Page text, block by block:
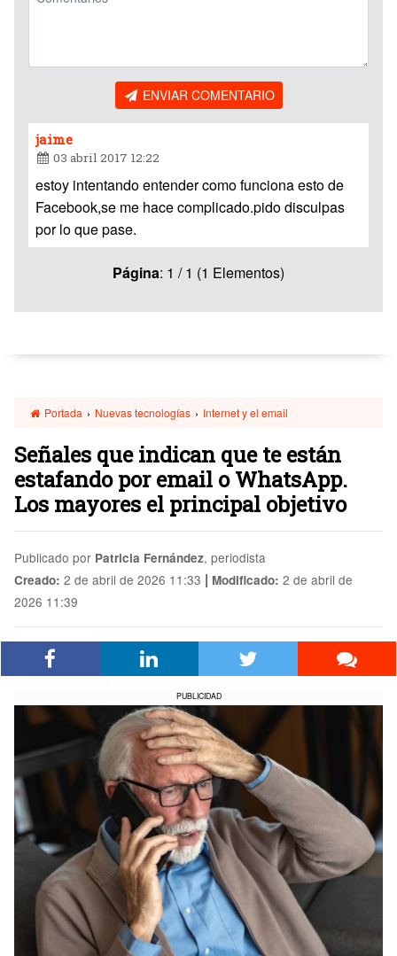
ENVIAR COMENTARIO
jaime
03 abril 2017 12:22
estoy intentando entender como funciona esto de
Facebook,se me hace complicado.pido disculpas
por lo que pase.
Página: 1 / 1 (1 Elementos)
Portada › Nuevas tecnologías › Internet y el email
Señales que indican que te están
estafando por email o WhatsApp.
Los mayores el principal objetivo
Publicado por Patricia Fernández, periodista
Creado: 2 de abril de 2026 11:33 | Modificado: 2 de abril de
2026 11:39
PUBLICIDAD